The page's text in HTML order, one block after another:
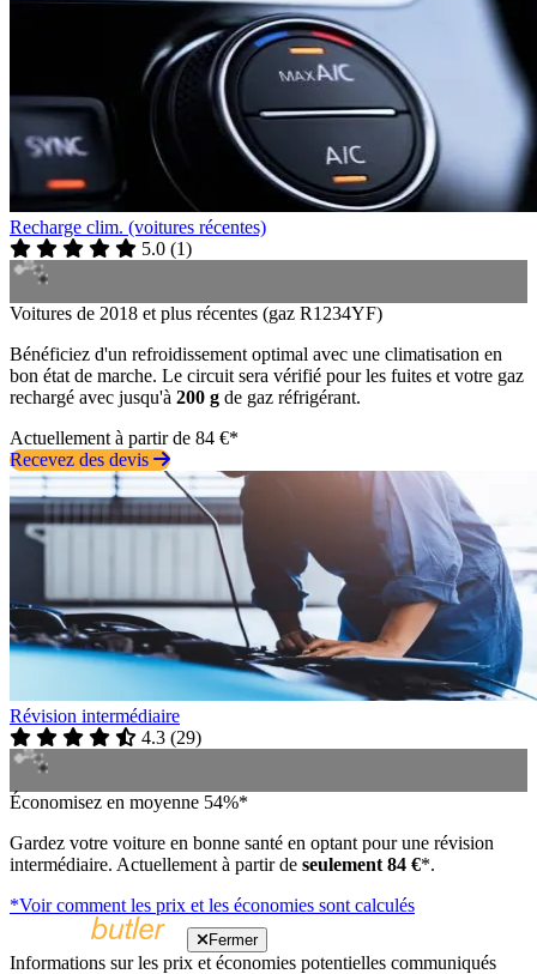
Recharge clim. (voitures récentes)
5.0 (1)
Voitures de 2018 et plus récentes (gaz R1234YF)
Bénéficiez d'un refroidissement optimal avec une climatisation en
bon état de marche. Le circuit sera vérifié pour les fuites et votre gaz
rechargé avec jusqu'à 200 g de gaz réfrigérant.
Actuellement à partir de 84 €*
Recevez des devis
Révision intermédiaire
4.3 (29)
Économisez en moyenne 54%*
Gardez votre voiture en bonne santé en optant pour une révision
intermédiaire. Actuellement à partir de seulement 84 €*.
*Voir comment les prix et les économies sont calculés
Fermer
Informations sur les prix et économies potentielles communiqués